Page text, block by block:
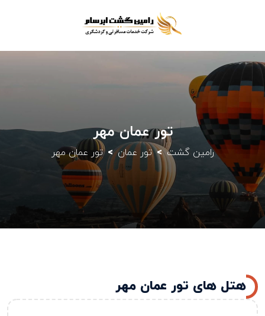
تور عمان مهر
رامین گشت تور عمان تور عمان مهر
هتل های تور عمان مهر